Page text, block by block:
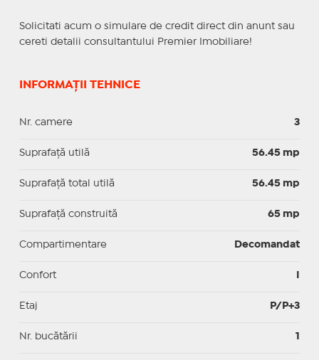
Solicitati acum o simulare de credit direct din anunt sau
cereti detalii consultantului Premier Imobiliare!
INFORMAȚII TEHNICE
Nr. camere 3
Suprafaţă utilă 56.45 mp
Suprafaţă total utilă 56.45 mp
Suprafaţă construită 65 mp
Compartimentare Decomandat
Confort
Etaj P/P+3
Nr. bucătării 1